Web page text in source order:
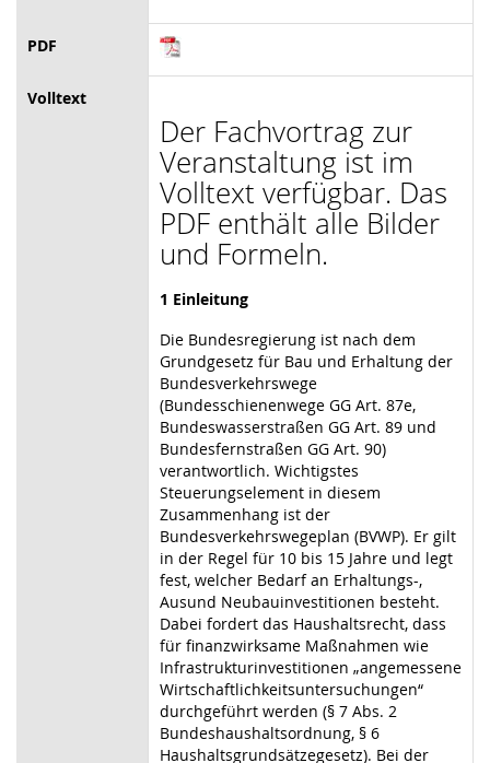
PDF
Volltext
Der Fachvortrag zur
Veranstaltung ist im
Volltext verfügbar. Das
PDF enthält alle Bilder
und Formeln.
1 Einleitung
Die Bundesregierung ist nach dem
Grundgesetz für Bau und Erhaltung der
Bundesverkehrswege
(Bundesschienenwege GG Art. 87e,
Bundeswasserstraßen GG Art. 89 und
Bundesfernstraßen GG Art. 90)
verantwortlich. Wichtigstes
Steuerungselement in diesem
Zusammenhang ist der
Bundesverkehrswegeplan (BVWP). Er gilt
in der Regel für 10 bis 15 Jahre und legt
fest, welcher Bedarf an Erhaltungs-,
Ausund Neubauinvestitionen besteht.
Dabei fordert das Haushaltsrecht, dass
für finanzwirksame Maßnahmen wie
Infrastrukturinvestitionen „angemessene
Wirtschaftlichkeitsuntersuchungen“
durchgeführt werden (§ 7 Abs. 2
Bundeshaushaltsordnung, § 6
Haushaltsgrundsätzegesetz). Bei der